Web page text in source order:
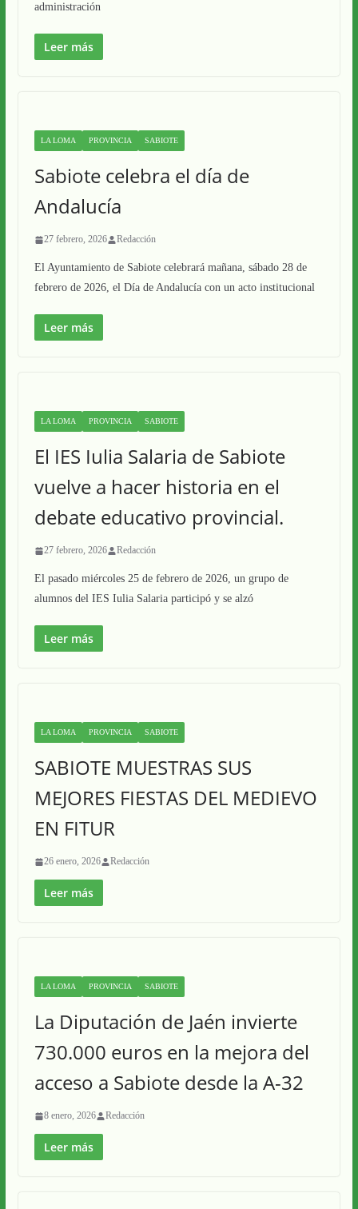
administración
Leer más
LA LOMA PROVINCIA SABIOTE
Sabiote celebra el día de
Andalucía
27 febrero, 2026 Redacción
El Ayuntamiento de Sabiote celebrará mañana, sábado 28 de
febrero de 2026, el Día de Andalucía con un acto institucional
Leer más
LA LOMA PROVINCIA SABIOTE
El IES Iulia Salaria de Sabiote
vuelve a hacer historia en el
debate educativo provincial.
27 febrero, 2026 Redacción
El pasado miércoles 25 de febrero de 2026, un grupo de
alumnos del IES Iulia Salaria participó y se alzó
Leer más
LA LOMA PROVINCIA SABIOTE
SABIOTE MUESTRAS SUS
MEJORES FIESTAS DEL MEDIEVO
EN FITUR
26 enero, 2026 Redacción
Leer más
LA LOMA PROVINCIA SABIOTE
La Diputación de Jaén invierte
730.000 euros en la mejora del
acceso a Sabiote desde la A-32
8 enero, 2026 Redacción
Leer más